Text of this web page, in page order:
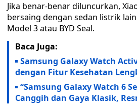
Jika benar-benar diluncurkan,
bersaing dengan sedan listrik
Model 3 atau BYD Seal.
Baca Juga:
Samsung Galaxy Watch
dengan Fitur Kesehatan
“Samsung Galaxy Watch 6
Canggih dan Gaya Klasik,